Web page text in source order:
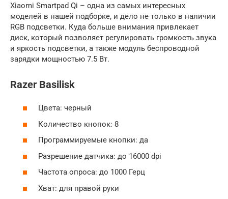
Xiaomi Smartpad Qi – одна из самых интересных
моделей в нашей подборке, и дело не только в наличии
RGB подсветки. Куда больше внимания привлекает
диск, который позволяет регулировать громкость звука
и яркость подсветки, а также модуль беспроводной
зарядки мощностью 7.5 Вт.
Razer Basilisk
Цвета: черный
Количество кнопок: 8
Программируемые кнопки: да
Разрешение датчика: до 16000 dpi
Частота опроса: до 1000 Герц
Хват: для правой руки